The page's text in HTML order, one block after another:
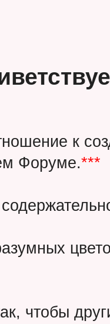
к
Форуме.***
чтобы